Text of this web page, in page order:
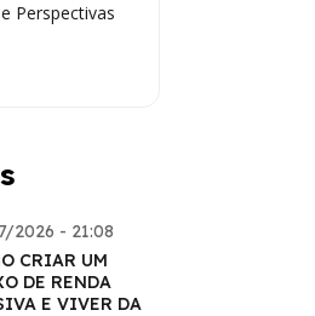
Perspectivas
2026 - 21:08
CRIAR UM
DE RENDA
E VIVER DA